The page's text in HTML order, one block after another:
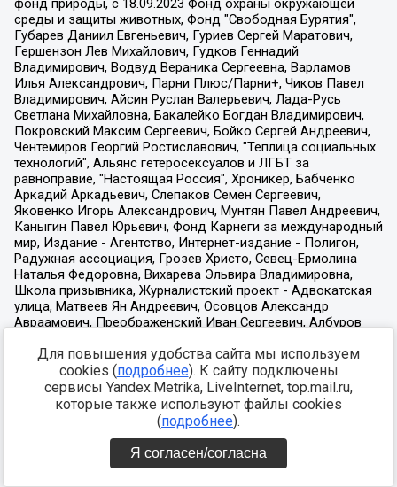
Для повышения удобства сайта мы используем
cookies (подробнее). К сайту подключены
сервисы Yandex.Metrika, LiveInternet, top.mail.ru,
которые также используют файлы cookies
(подробнее).
Я согласен/согласна